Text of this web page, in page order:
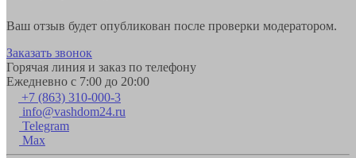
Ваш отзыв будет опубликован после проверки модератором.
Заказать звонок
Горячая линия и заказ по телефону
Ежедневно с 7:00 до 20:00
+7 (863) 310-000-3
info@vashdom24.ru
Telegram
Max